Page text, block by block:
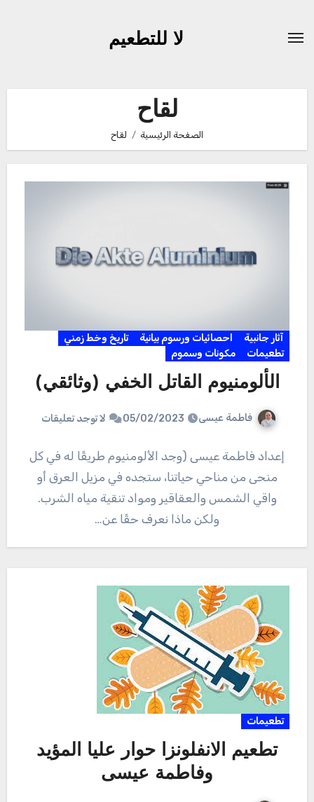
لا للتطعيم
لقاح
الصفحة الرئيسية لقاح
آثار جانبية احصائيات ورسوم بيانية
تاريخ وخط زمني
تطعيمات
مكونات وسموم
الألومنيوم القاتل الخفي (وثائقي)
فاطمة عيسى 05/02/2023 لا توجد تعليقات
إعداد فاطمة عيسى (وجد الألومنيوم طريقًا له في كل
منحى من مناحي حياتنا، ستجده في مزيل العرق أو
واقي الشمس والعقاقير ومواد تنقية مياه الشرب.
ولكن ماذا نعرف حقًا عن…
تطعيمات
تطعيم الانفلونزا حوار عليا المؤيد
وفاطمة عيسى